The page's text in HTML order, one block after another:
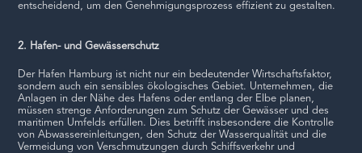
entscheidend, um den Genehmigungsprozess effizient zu gestalten.
2. Hafen- und Gewässerschutz
Der Hafen Hamburg ist nicht nur ein bedeutender Wirtschaftsfaktor,
sondern auch ein sensibles ökologisches Gebiet. Unternehmen, die
Anlagen in der Nähe des Hafens oder entlang der Elbe planen,
müssen strenge Anforderungen zum Schutz der Gewässer und des
maritimen Umfelds erfüllen. Dies betrifft insbesondere die Kontrolle
von Abwassereinleitungen, den Schutz der Wasserqualität und die
Vermeidung von Verschmutzungen durch Schiffsverkehr und